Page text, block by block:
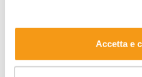
. Allo stesso link
estesa sui cookie.
Accetta e
Unser engagiertes und